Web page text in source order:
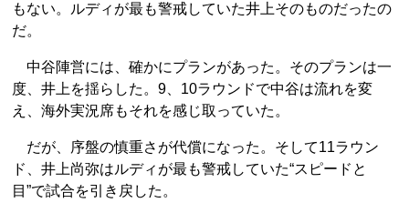
もない。ルディが最も警戒していた井上そのものだったの
だ。
中谷陣営には、確かにプランがあった。そのプランは一
度、井上を揺らした。9、10ラウンドで中谷は流れを変
え、海外実況席もそれを感じ取っていた。
だが、序盤の慎重さが代償になった。そして11ラウン
ド、井上尚弥はルディが最も警戒していた“スピードと
目”で試合を引き戻した。